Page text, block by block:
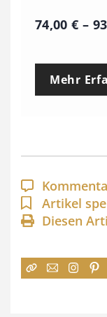
74,00€ –
Mehr
Artikel
Diesen